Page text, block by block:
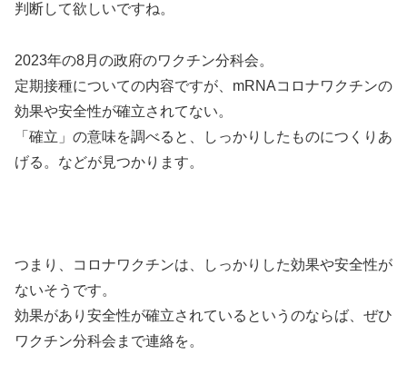
判断して欲しいですね。
2023年の8月の政府のワクチン分科会。
定期接種についての内容ですが、mRNAコロナワクチンの
効果や安全性が確立されてない。
「確立」の意味を調べると、しっかりしたものにつくりあ
げる。などが見つかります。
つまり、コロナワクチンは、しっかりした効果や安全性が
ないそうです。
効果があり安全性が確立されているというのならば、ぜひ
ワクチン分科会まで連絡を。